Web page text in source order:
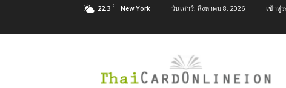
22.3 C New York วันเสาร์, สิงหาคม 8, 2026 เข้าสู่
เครดิต